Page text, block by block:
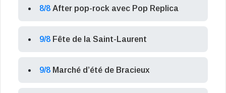
8/8 After pop-rock avec Pop Replica
9/8 Fête de la Saint-Laurent
9/8 Marché d’été de Bracieux